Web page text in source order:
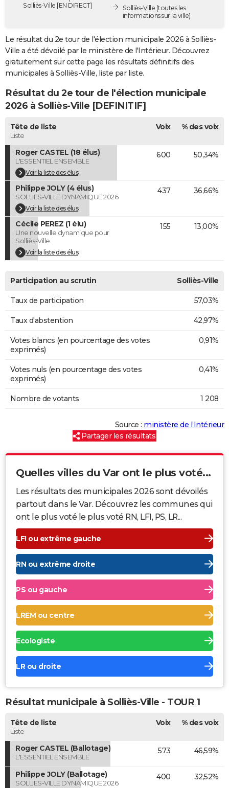
Destinations
City break
Voyage nature
Voyage de noces
Forum
BONS PLANS
CARTE DE VOEUX
Carte de Noël
Carte Bonne année
Carte Saint-Valentin
Carte Pâques
Carte d'anniversaire
DICTIONNAIRE
COPAINS D'AVANT
S'inscrire
Se connecter
Lycées
Collèges
Primaires
Universités
Entreprises
Service militaire
Avis de recherche
AVIS DE DÉCÈS
FORUM
Bricolage
Lifestyle
Culture
Sport
Auto
Television
Voyage
Cinema
Solliès-Ville [EN DIRECT]
Solliès-Ville (toutes les
informations sur la ville)
Le résultat du 2e tour de l'élection municipale 2026 à Solliès-
Ville a été dévoilé par le ministère de l'Intérieur. Découvrez
gratuitement sur cette page les résultats définitifs des
municipales à Solliès-Ville, liste par liste.
Résultat du 2e tour de l'élection municipale
2026 à Solliès-Ville [DEFINITIF]
Tête de liste
Liste
Voix % des voix
Roger CASTEL (18 élus)
L'ESSENTIEL ENSEMBLE
Voir la liste des élus
600 50,34%
Philippe JOLY (4 élus)
SOLLIES-VILLE DYNAMIQUE 2026
Voir la liste des élus
437 36,66%
Cécile PEREZ (1 élu)
Une nouvelle dynamique pour
Solliès-Ville
Voir la liste des élus
155 13,00%
Participation au scrutin Solliès-Ville
Taux de participation 57,03%
Taux d'abstention 42,97%
Votes blancs (en pourcentage des votes
exprimés)
0,91%
Votes nuls (en pourcentage des votes
exprimés)
0,41%
Nombre de votants 1 208
Source : ministère de l’Intérieur
Partager les résultats
Quelles villes du Var ont le plus voté...
Les résultats des municipales 2026 sont dévoilés
partout dans le Var. Découvrez les communes qui
ont le plus voté le plus voté RN, LFI, PS, LR...
LFI ou extrême gauche
RN ou extrême droite
PS ou gauche
LREM ou centre
Ecologiste
LR ou droite
Résultat municipale à Solliès-Ville - TOUR 1
Tête de liste
Liste
Voix % des voix
Roger CASTEL (Ballotage)
L'ESSENTIEL ENSEMBLE
573 46,59%
Philippe JOLY (Ballotage)
SOLLIES-VILLE DYNAMIQUE 2026
400 32,52%